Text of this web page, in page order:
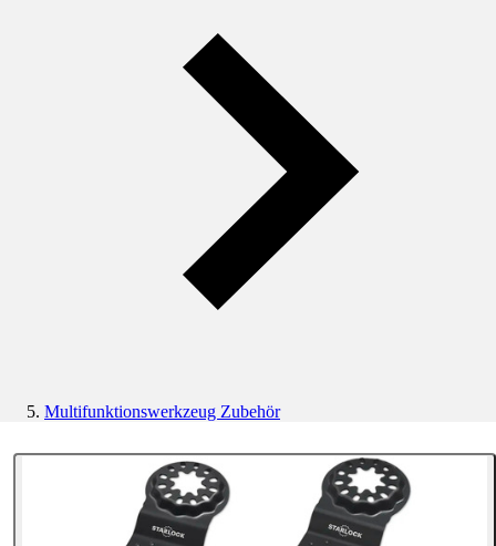
Multifunktionswerkzeug Zubehör